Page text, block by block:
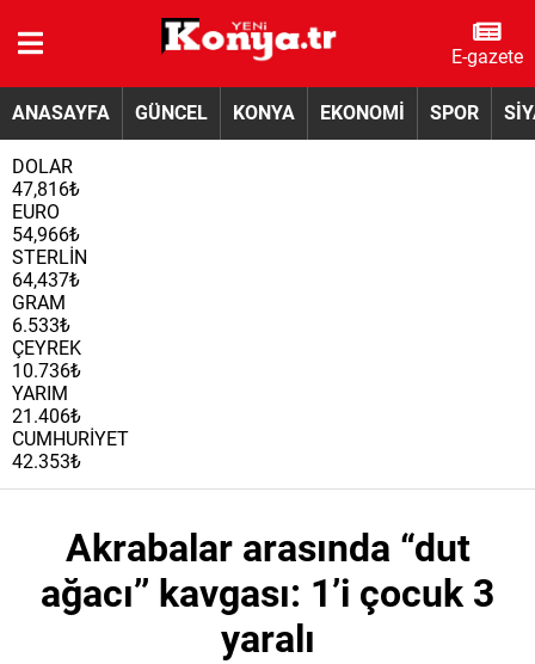
E-gazete
ANASAYFA GÜNCEL KONYA EKONOMİ SPOR
DOLAR
47,816₺
EURO
54,966₺
STERLİN
64,437₺
GRAM
6.533₺
ÇEYREK
10.736₺
YARIM
21.406₺
CUMHURİYET
42.353₺
Akrabalar arasında “dut
ağacı’’ kavgası: 1’i çocuk 3
yaralı